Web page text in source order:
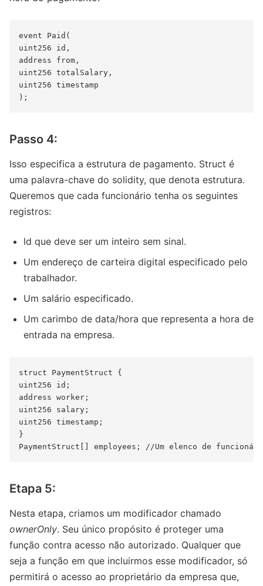
event Paid(
uint256 id,
address from,
uint256 totalSalary,
uint256 timestamp
Passo 4:
Isso especifica a estrutura de pagamento. Struct é
uma palavra-chave do solidity, que denota estrutura.
Queremos que cada funcionário tenha os seguintes
registros:
Id que deve ser um inteiro sem sinal.
Um endereço de carteira digital especificado pelo
trabalhador.
Um salário especificado.
Um carimbo de data/hora que representa a hora de
entrada na empresa.
struct PaymentStruct {
uint256 id;
address worker;
uint256 salary;
uint256 timestamp;
}
Etapa 5:
Nesta etapa, criamos um modificador chamado
ownerOnly. Seu único propósito é proteger uma
função contra acesso não autorizado. Qualquer que
seja a função em que incluirmos esse modificador, só
permitirá o acesso ao proprietário da empresa que,